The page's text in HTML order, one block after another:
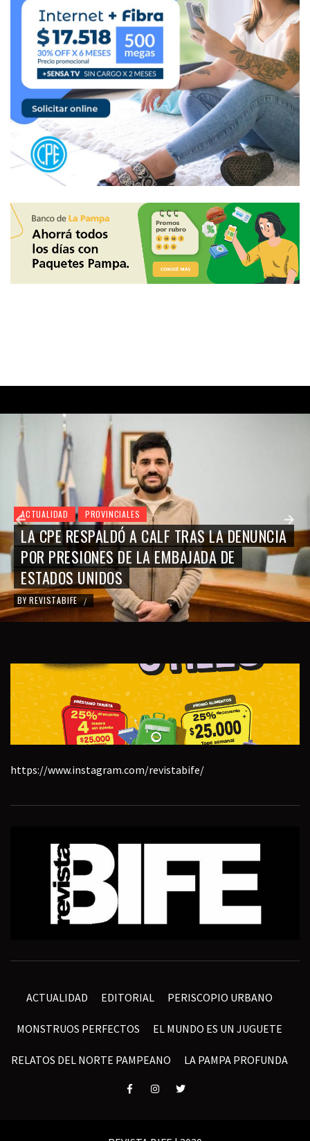
ACTUALIDAD PROVINCIALES
LA CPE RESPALDÓ A CALF TRAS LA DENUNCIA
POR PRESIONES DE LA EMBAJADA DE
ESTADOS UNIDOS
BY REVISTABIFE /
https://www.instagram.com/revistabife/
ACTUALIDAD EDITORIAL PERISCOPIO URBANO
MONSTRUOS PERFECTOS EL MUNDO ES UN JUGUETE
RELATOS DEL NORTE PAMPEANO LA PAMPA PROFUNDA
ElementoElementoElemento